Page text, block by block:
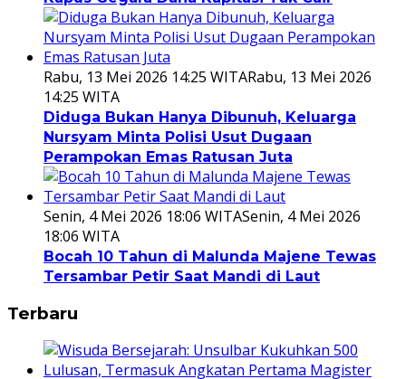
Rabu, 13 Mei 2026 14:25 WITARabu, 13 Mei 2026
14:25 WITA
Diduga Bukan Hanya Dibunuh, Keluarga
Nursyam Minta Polisi Usut Dugaan
Perampokan Emas Ratusan Juta
Senin, 4 Mei 2026 18:06 WITASenin, 4 Mei 2026
18:06 WITA
Bocah 10 Tahun di Malunda Majene Tewas
Tersambar Petir Saat Mandi di Laut
Terbaru